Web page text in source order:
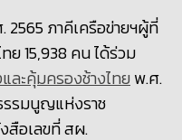
ภาคีเครือข่ายฯผู้ที่
ย15,938 คน ได้ร่วม
ะคุ้มครองช้างไทย พ.ศ.
รรมนูญแห่งราช
สือเลขที่ สผ.